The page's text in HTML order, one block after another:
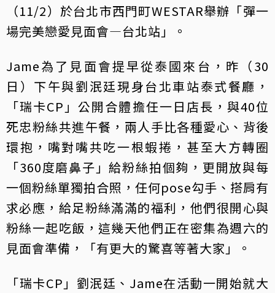
（11/2）於台北市西門町WESTAR舉辦「彈一
場完美戀愛見面會—台北站」。
Jame為了見面會提早從泰國來台，昨（30
日）下午與劉泯廷現身台北車站泰式餐廳，
「瑞卡CP」公開合體擔任一日店長，與40位
死忠粉絲共進午餐，兩人手比各種愛心、背後
環抱，嘴對嘴共吃一根蝦捲，甚至大方轉圈
「360度磨鼻子」給粉絲拍個夠，更開放與每
一個粉絲單獨拍合照，任何pose勾手、搭肩有
求必應，給足粉絲滿滿的福利，他們很開心與
粉絲一起吃飯，這幾天他們正在密集為週六的
見面會準備，「有更大的驚喜等著大家」。
「瑞卡CP」劉泯廷、Jame在活動一開始就大